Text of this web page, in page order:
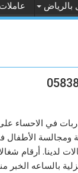
بالرياض
في الاحساء
ومجالسة
لدينا. أرقام
بالساعه